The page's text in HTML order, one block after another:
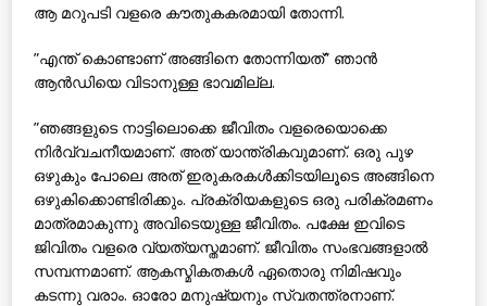
ആ മറുപടി വളരെ കൗതുകകരമായി തോന്നി.
”എന്ത് കൊണ്ടാണ് അങ്ങിനെ തോന്നിയത്” ഞാന്‍
ആന്‍ഡിയെ വിടാനുള്ള ഭാവമില്ല.
”ഞങ്ങളുടെ നാട്ടിലൊക്കെ ജീവിതം വളരെയൊക്കെ
നിര്‍വ്വചനീയമാണ്. അത് യാന്ത്രികവുമാണ്. ഒരു പുഴ
ഒഴുകും പോലെ അത് ഇരുകരകള്‍ക്കിടയിലൂടെ അങ്ങിനെ
ഒഴുകിക്കൊണ്ടിരിക്കും. പ്രക്രിയകളുടെ ഒരു പരിക്രമണം
മാത്രമാകുന്നു അവിടെയുള്ള ജീവിതം. പക്ഷേ ഇവിടെ
ജിവിതം വളരെ വ്യത്യസ്തമാണ്. ജീവിതം സംഭവങ്ങളാല്‍
സമ്പന്നമാണ്. ആകസ്മികതകള്‍ ഏതൊരു നിമിഷവും
കടന്നു വരാം. ഓരോ മനുഷ്യനും സ്വതന്ത്രനാണ്.